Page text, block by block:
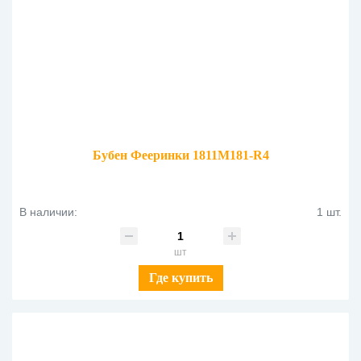
Бубен Фееринки 1811M181-R4
В наличии: 1 шт.
шт
Где купить